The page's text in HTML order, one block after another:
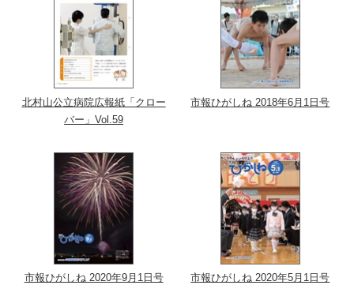
北村山公立病院広報紙「クロー
バー」Vol.59
市報ひがしね 2018年6月1日号
市報ひがしね 2020年9月1日号 市報ひがしね 2020年5月1日号